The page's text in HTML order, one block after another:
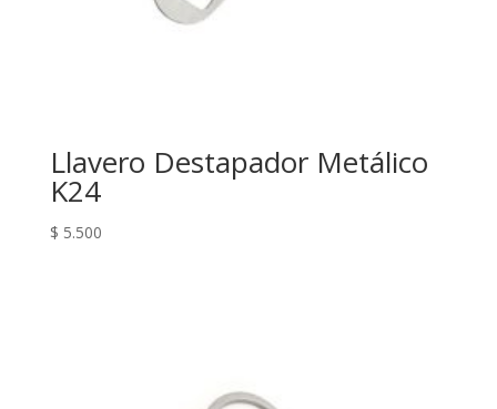
Llavero Destapador Metálico
K24
$ 5.500